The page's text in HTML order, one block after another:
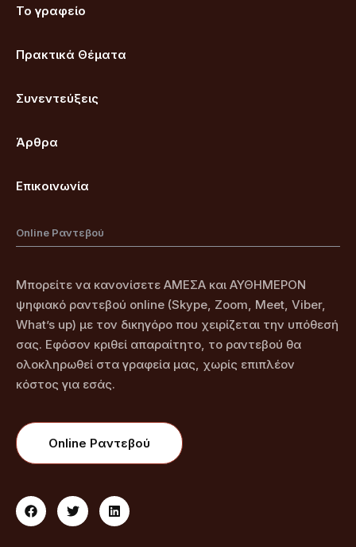
Το γραφείο
Πρακτικά Θέματα
Συνεντεύξεις
Άρθρα
Επικοινωνία
Online Ραντεβού
Μπορείτε να κανονίσετε ΑΜΕΣΑ και ΑΥΘΗΜΕΡΟΝ
ψηφιακό ραντεβού online (Skype, Zoom, Meet, Viber,
What’s up) με τον δικηγόρο που χειρίζεται την υπόθεσή
σας. Εφόσον κριθεί απαραίτητο, το ραντεβού θα
ολοκληρωθεί στα γραφεία μας, χωρίς επιπλέον
κόστος για εσάς.
Online Ραντεβού